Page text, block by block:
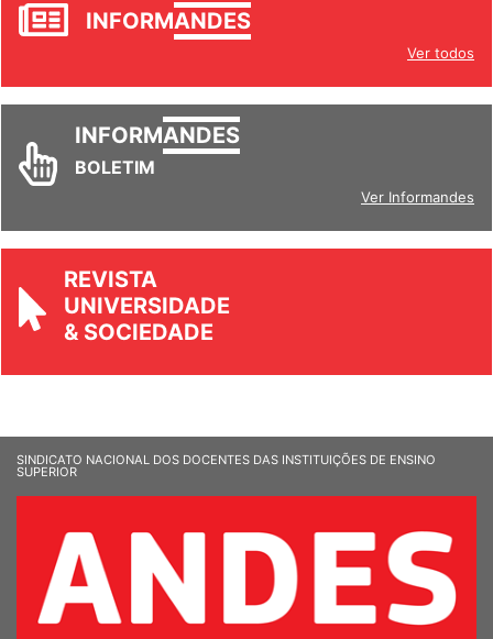
INFORMANDES
Ver todos
INFORMANDES
BOLETIM
Ver Informandes
REVISTA
UNIVERSIDADE
& SOCIEDADE
SINDICATO NACIONAL DOS DOCENTES DAS INSTITUIÇÕES DE ENSINO
SUPERIOR